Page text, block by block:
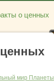
о ценных
мир Планеты